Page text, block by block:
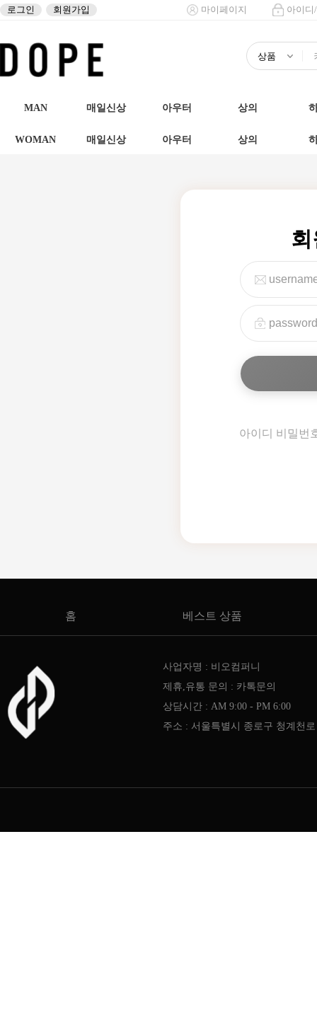
로그인 회원가입 마이페이지 아이디
MAN 매일신상 아우터 상의
WOMAN 매일신상 아우터 상의
아이디 비밀번
홈 베스트 상품
사업자명 : 비오컴퍼니
제휴,유통 문의 : 카톡문의
상담시간 : AM 9:00 - PM 6:00
주소 : 서울특별시 종로구 청계천로